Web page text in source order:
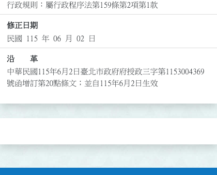
行政規則：屬行政程序法第159條第2項第1款
修正日期
民國 115 年 06 月 02 日
沿 革
中華民國115年6月2日臺北市政府府授政三字第1153004369
號函增訂第20點條文；並自115年6月2日生效